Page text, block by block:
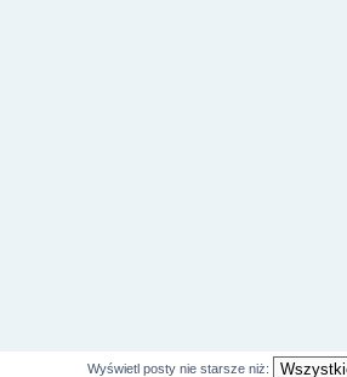
Wyświetl posty nie starsze niż: